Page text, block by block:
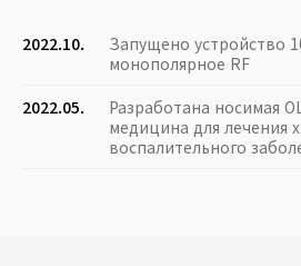
2022.10.
Запущено устройство
монополярное RF
2022.05.
Разработана носимая
медицина для лечения
воспалительного